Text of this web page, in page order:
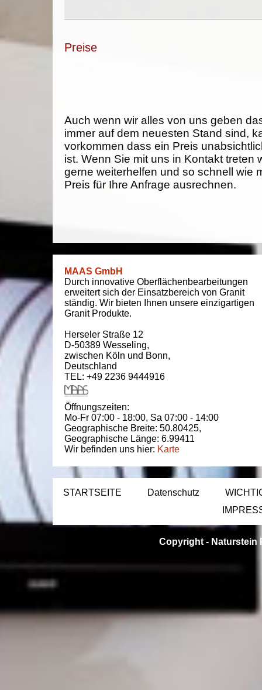
Preise
Auch wenn wir alles von uns geben
immer auf dem neuesten Stand sind,
vorkommen dass ein Preis
ist. Wenn Sie mit uns in Kontakt treten
gerne weiterhelfen und so schnell wie
Preis für Ihre Anfrage ausrechnen.
MAAS GmbH
Durch innovative Oberflächenbearbeitungen
erweitert sich der Einsatzbereich von Granit
ständig. Wir bieten Ihnen unsere einzigartigen
Granit Produkte.
Herseler Straße 12
D-50389 Wesseling,
zwischen Köln und Bonn,
Deutschland
TEL: +49 2236 9444916
Öffnungszeiten:
Mo-Fr 07:00 - 18:00, Sa 07:00 - 14:00
Geographische Breite: 50.80425,
Geographische Länge: 6.99411
Wir befinden uns hier: Karte
STARTSEITE Datenschutz
Copyright - Naturstein